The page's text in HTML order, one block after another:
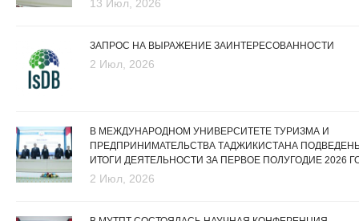
13 Июл, 2026
ЗАПРОС НА ВЫРАЖЕНИЕ ЗАИНТЕРЕСОВАННОСТИ
2 Июл, 2026
В МЕЖДУНАРОДНОМ УНИВЕРСИТЕТЕ ТУРИЗМА И
ПРЕДПРИНИМАТЕЛЬСТВА ТАДЖИКИСТАНА
ИТОГИ ДЕЯТЕЛЬНОСТИ ЗА ПЕРВОЕ ПОЛУГОДИЕ 2026
2 Июл, 2026